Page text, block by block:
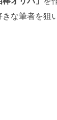
きな筆者を狙